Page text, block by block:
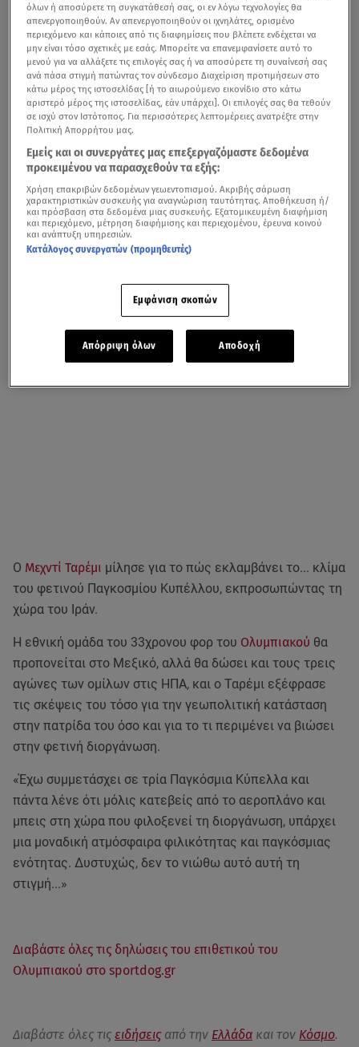
Ο Μεχντί Ταρέμι μίλησε για το πώς εκλαμβάνει το... κλίμα
του φετινού Παγκοσμίου Κυπέλλου, εκπροσωπώντας τη
χώρα του Ιράν.
Η εθνική ομάδα του 33χρονου φορ του Ολυμπιακού θα
προπονείται στο Μεξικό, αλλά θα δώσει και τους τρεις
αγώνες των ομίλων στις ΗΠΑ, και ο Ταρέμι εξέφρασε
τις σκέψεις του τόσο για την γεωπολιτική κατάσταση
στην πατρίδα του όσο και για το τι περιμένει να βιώσει
στην φετινή διοργάνωση.
«Έχω συμμετάσχει σε τρία Παγκόσμια Κύπελλα και
πάντα λένε ότι μόλις κατεβείς από το αεροπλάνο και
μπεις στη χώρα που φιλοξενεί τη διοργάνωση, υπάρχει
μια μοναδική ατμόσφαιρα φιλικότητας και παγκόσμιας
ενότητας. Δυστυχώς, δεν το νιώθω αυτό αυτή τη
στιγμή...»
Διαβάστε όλες τις δηλώσεις του επιθετικού του
Ολυμπιακού στο sportdog.gr
Διαβάστε όλες τις ειδήσεις από την Ελλάδα και τον Κόσμο.
όλων ή αποσύρετε τη συγκατάθεσή σας, οι εν λόγω τεχνολογίες θα
απενεργοποιηθούν. Αν απενεργοποιηθούν οι ιχνηλάτες, ορισμένο
περιεχόμενο και κάποιες από τις διαφημίσεις που βλέπετε ενδέχεται να
μην είναι τόσο σχετικές με εσάς. Μπορείτε να επανεμφανίσετε αυτό το
μενού για να αλλάξετε τις επιλογές σας ή να αποσύρετε τη συναίνεσή σας
ανά πάσα στιγμή πατώντας τον σύνδεσμο Διαχείριση προτιμήσεων στο
κάτω μέρος της ιστοσελίδας [ή το αιωρούμενο εικονίδιο στο κάτω
αριστερό μέρος της ιστοσελίδας, εάν υπάρχει]. Οι επιλογές σας θα τεθούν
σε ισχύ στον Ιστότοπος. Για περισσότερες λεπτομέρειες ανατρέξτε στην
Πολιτική Απορρήτου μας.
Εμείς και οι συνεργάτες μας επεξεργαζόμαστε δεδομένα
προκειμένου να παρασχεθούν τα εξής:
Χρήση επακριβών δεδομένων γεωεντοπισμού. Ακριβής σάρωση
χαρακτηριστικών συσκευής για αναγνώριση ταυτότητας. Αποθήκευση ή/
και πρόσβαση στα δεδομένα μιας συσκευής. Εξατομικευμένη διαφήμιση
και περιεχόμενο, μέτρηση διαφήμισης και περιεχομένου, έρευνα κοινού
και ανάπτυξη υπηρεσιών.
Κατάλογος συνεργατών (προμηθευτές)
Εμφάνιση σκοπών
Απόρριψη όλων Αποδοχή